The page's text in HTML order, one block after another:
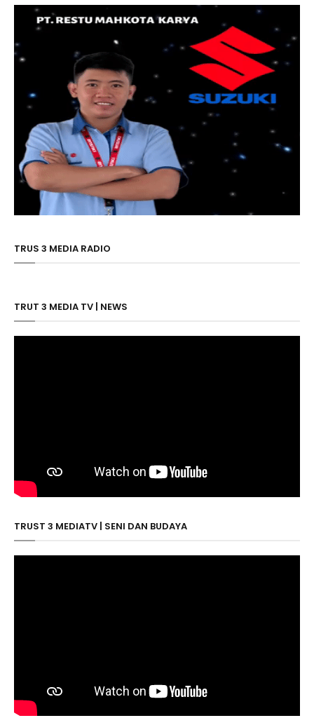
TRUS 3 MEDIA RADIO
TRUT 3 MEDIA TV | NEWS
TRUST 3 MEDIATV | SENI DAN BUDAYA